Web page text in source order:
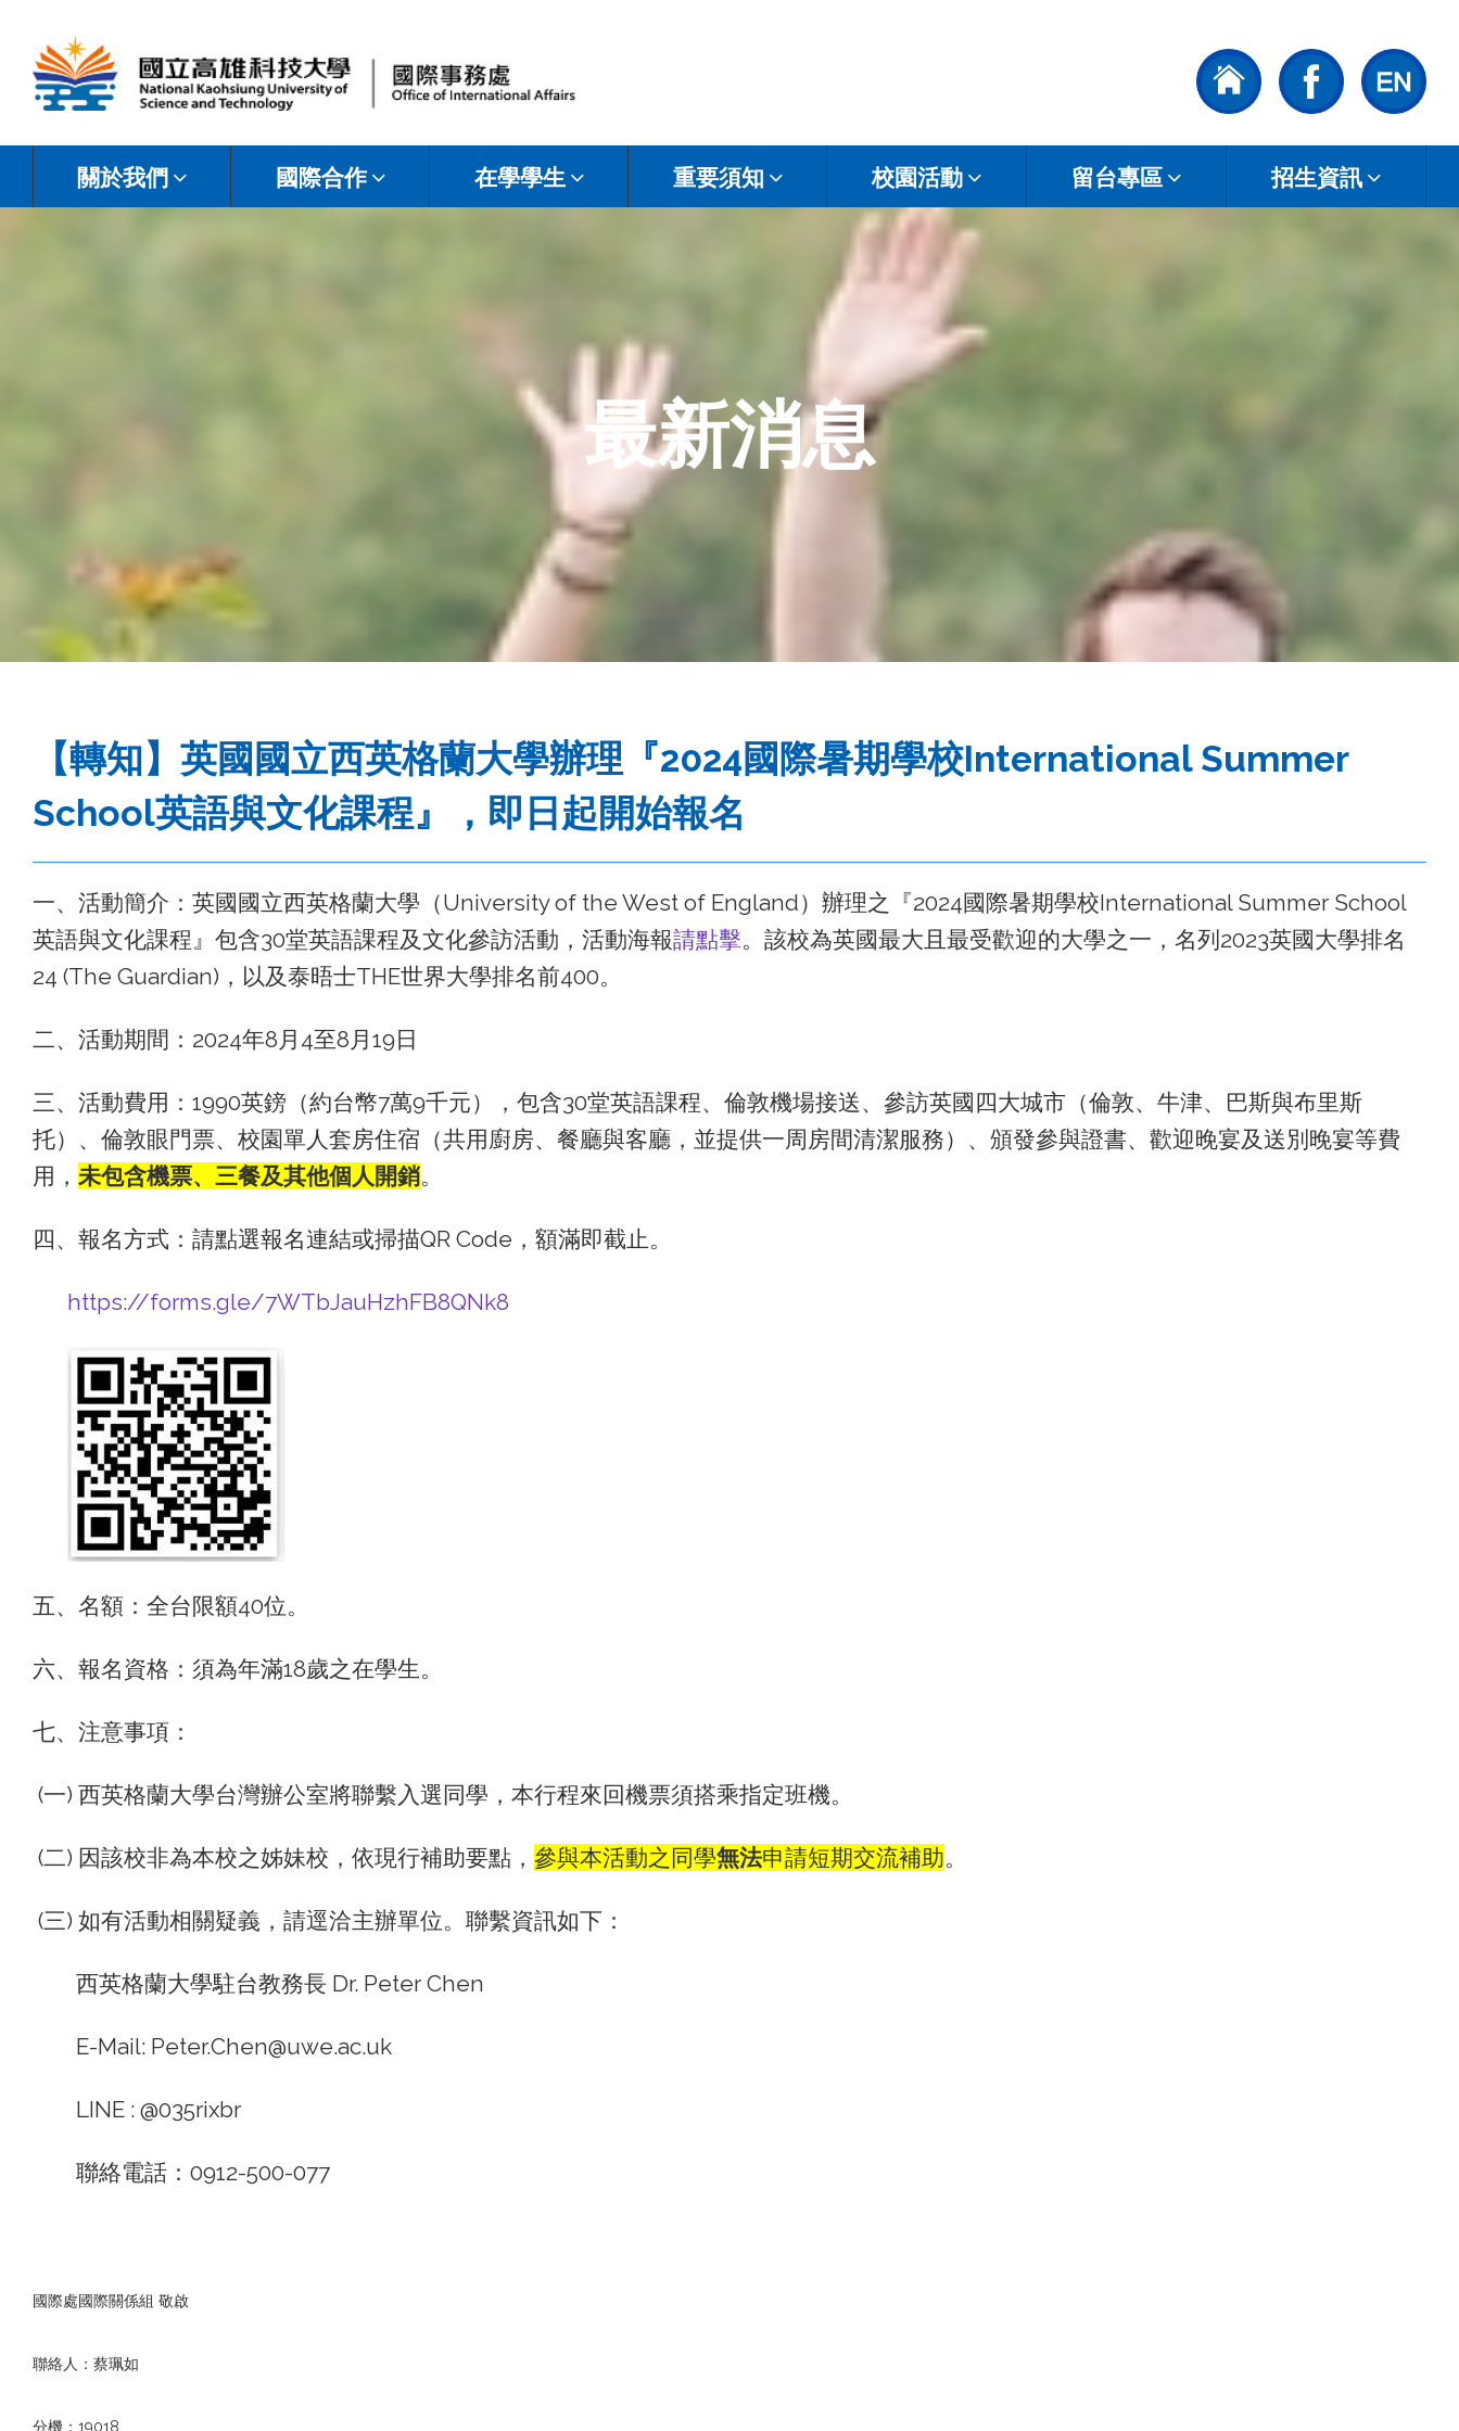
高
關於我們 國際合作 在學學生 重要須知 校園活動 留台專區 招生資訊
最新消息
【轉知】英國國立西英格蘭大學辦理『2024國際暑期學校International Summer
School英語與文化課程』，即日起開始報名
一、活動簡介：英國國立西英格蘭大學（University of the West of England）辦理之『2024國際暑期學校International Summer School
英語與文化課程』包含30堂英語課程及文化參訪活動，活動海報請點擊。該校為英國最大且最受歡迎的大學之一，名列2023英國大學排名
24 (The Guardian)，以及泰晤士THE世界大學排名前400。
二、活動期間：2024年8月4至8月19日
三、活動費用：1990英鎊（約台幣7萬9千元），包含30堂英語課程、倫敦機場接送、參訪英國四大城市（倫敦、牛津、巴斯與布里斯
托）、倫敦眼門票、校園單人套房住宿（共用廚房、餐廳與客廳，並提供一周房間清潔服務）、頒發參與證書、歡迎晚宴及送別晚宴等費
用， 未包含機票、三餐及其他個人開銷。
四、報名方式：請點選報名連結或掃描QR Code，額滿即截止。
https://forms.gle/7WTbJauHzhFB8QNk8
五、名額：全台限額40位。
六、報名資格：須為年滿18歲之在學生。
七、注意事項：
(一) 西英格蘭大學台灣辦公室將聯繫入選同學，本行程來回機票須搭乘指定班機。
(二) 因該校非為本校之姊妹校，依現行補助要點， 參與本活動之同學無法申請短期交流補助。
(三) 如有活動相關疑義，請逕洽主辦單位。聯繫資訊如下：
西英格蘭大學駐台教務長 Dr. Peter Chen
E-Mail: Peter.Chen@uwe.ac.uk
LINE : @035rixbr
聯絡電話：0912-500-077
國際處國際關係組 敬啟
聯絡人：蔡珮如
分機：19018